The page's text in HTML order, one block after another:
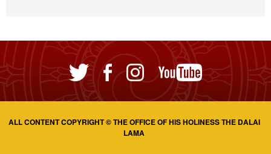
ALL CONTENT COPYRIGHT © THE OFFICE OF HIS HOLINESS THE DALAI
LAMA